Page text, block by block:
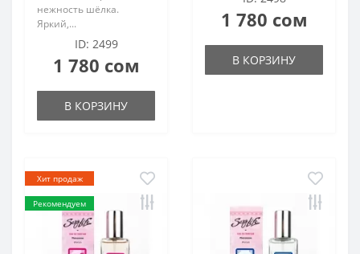
нежность шёлка.
Яркий,...
ID: 2499
1 780 сом
В КОРЗИНУ
1 780 сом
В КОРЗИНУ
Хит продаж
Рекомендуем